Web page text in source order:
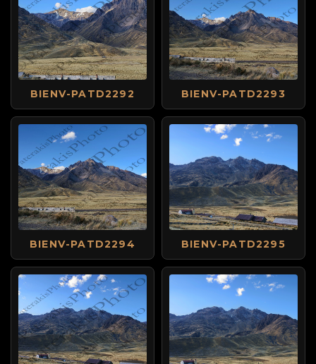
BIENV-PATD2292 BIENV-PATD2293
BIENV-PATD2294 BIENV-PATD2295